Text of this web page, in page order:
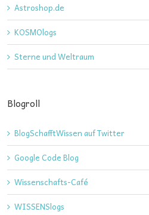
Astroshop.de
KOSMOlogs
Sterne und Weltraum
Blogroll
BlogSchafftWissen auf Twitter
Google Code Blog
Wissenschafts-Café
WISSENSlogs